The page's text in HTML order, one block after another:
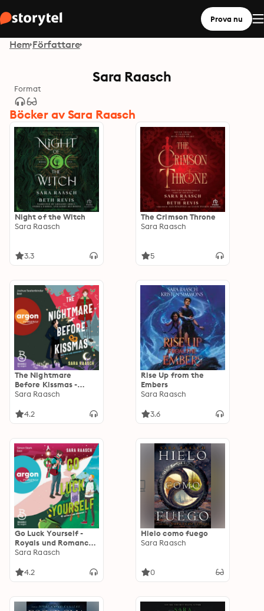
Prova nu
Hem Författare
Sara Raasch
Format
Böcker av Sara Raasch
Night of the Witch
Sara Raasch
3.3
The Crimson Throne
Sara Raasch
5
The Nightmare
Before Kissmas -
Royals und Romance,
Lesung)
Sara Raasch
4.2
Rise Up from the
Embers
Sara Raasch
3.6
Go Luck Yourself -
Royals und Romance,
Band 2 (Ungekürzte
Sara Raasch
4.2
Hielo como fuego
Sara Raasch
0